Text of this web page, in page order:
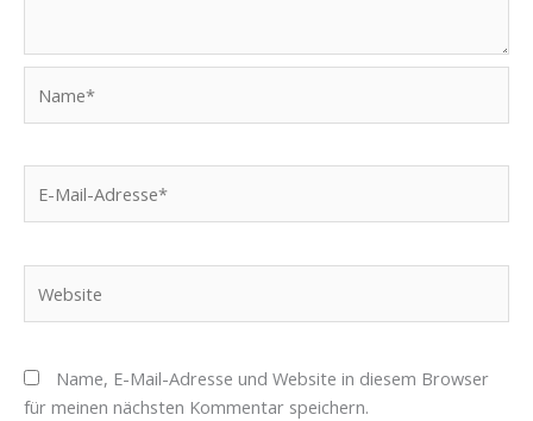
Mail-
Name, E-Mail-Adresse und Website in diesem Browser
für meinen nächsten Kommentar speichern.